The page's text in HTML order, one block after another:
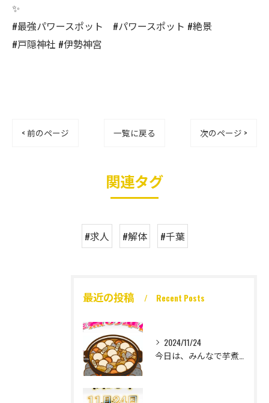
✨
#最強パワースポット #パワースポット #絶景
#戸隠神社 #伊勢神宮
< 前のページ 一覧に戻る 次のページ >
関連タグ
#求人 #解体 #千葉
最近の投稿 Recent Posts
2024/11/24
今日は、みんなで芋煮大会🎶